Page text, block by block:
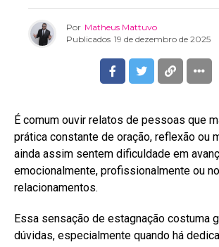
Por Matheus Mattuvo
Publicados 19 de dezembro de 2025
É comum ouvir relatos de pessoas que
prática constante de oração, reflexão ou
ainda assim sentem dificuldade em
emocionalmente, profissionalmente ou
relacionamentos.
Essa sensação de estagnação costuma
dúvidas, especialmente quando há